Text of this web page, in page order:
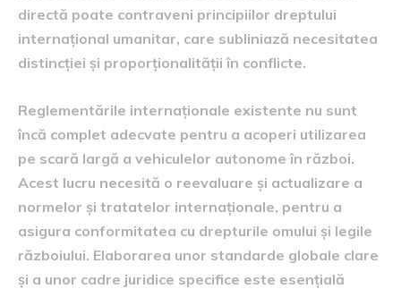
directă poate contraveni principiilor dreptului
internațional umanitar, care subliniază necesitatea
distincției și proporționalității în conflicte.
Reglementările internaționale existente nu sunt
încă complet adecvate pentru a acoperi utilizarea
pe scară largă a vehiculelor autonome în război.
Acest lucru necesită o reevaluare și actualizare a
normelor și tratatelor internaționale, pentru a
asigura conformitatea cu drepturile omului și legile
războiului. Elaborarea unor standarde globale clare
și a unor cadre juridice specifice este esențială